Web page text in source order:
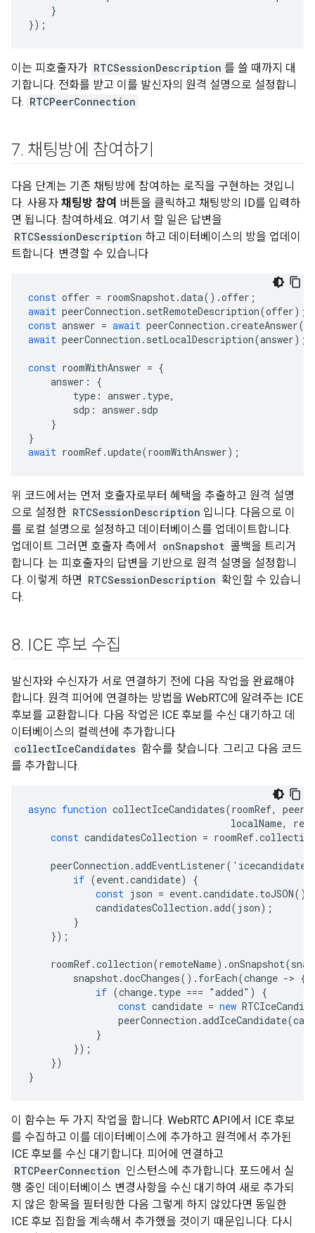
}
});
이는 피호출자가 RTCSessionDescription 를 쓸 때까지 대
기합니다. 전화를 받고 이를 발신자의 원격 설명으로 설정합니
다. RTCPeerConnection
7. 채팅방에 참여하기
다음 단계는 기존 채팅방에 참여하는 로직을 구현하는 것입니
다. 사용자 채팅방 참여 버튼을 클릭하고 채팅방의 ID를 입력하
면 됩니다. 참여하세요. 여기서 할 일은 답변을
RTCSessionDescription 하고 데이터베이스의 방을 업데이
트합니다. 변경할 수 있습니다
const offer = roomSnapshot.data().offer ;
await peerConnection . setRemoteDescription(offer);
const answer = await peerConnection .createAnswer
await peerConnection . setLocalDescription(answer);
const roomWithAnswer = {
answer :
{
type : answer . type,
sdp : answer . sdp
}
}
await roomRef.update(roomWithAnswer);
위 코드에서는 먼저 호출자로부터 혜택을 추출하고 원격 설명
으로 설정한 RTCSessionDescription 입니다. 다음으로 이
를 로컬 설명으로 설정하고 데이터베이스를 업데이트합니다.
업데이트 그러면 호출자 측에서
onSnapshot 콜백을 트리거
합니다. 는 피호출자의 답변을 기반으로 원격 설명을 설정합니
다. 이렇게 하면 RTCSessionDescription 확인할 수 있습니
다.
8. ICE 후보 수집
발신자와 수신자가 서로 연결하기 전에 다음 작업을 완료해야
합니다. 원격 피어에 연결하는 방법을 WebRTC에 알려주는 ICE
후보를 교환합니다. 다음 작업은 ICE 후보를 수신 대기하고 데
이터베이스의 컬렉션에 추가합니다
collectIceCandidates 함수를 찾습니다. 그리고 다음 코드
를 추가합니다.
async function collectIceCandidates(roomRef,
localName,
const candidatesCollection = roomRef.collection
peerConnection .addEventListener( ' icecandidate
if (event.candidate)
{
const json = event.candidate. toJSON();
candidatesCollection .add( json);
}
});
roomRef.collection(remoteName).onSnapshot(
snapshot.docChanges(). forEach(change -> {
if (change. type === "added" )
{
const candidate = new
peerConnection .addIceCandidate(
}
});
})
}
이 함수는 두 가지 작업을 합니다. WebRTC API에서 ICE 후보
를 수집하고 이를 데이터베이스에 추가하고 원격에서 추가된
ICE 후보를 수신 대기합니다. 피어에 연결하고
RTCPeerConnection 인스턴스에 추가합니다. 포드에서 실
행 중인 데이터베이스 변경사항을 수신 대기하여 새로 추가되
지 않은 항목을 필터링한 다음 그렇게 하지 않았다면 동일한
ICE 후보 집합을 계속해서 추가했을 것이기 때문입니다. 다시